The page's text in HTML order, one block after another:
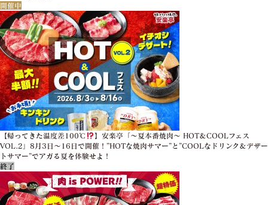
開催中
【帰ってきた温度差100℃
】安楽亭「～夏本番焼肉～ HOT＆COOLフェス
VOL.2」8月3日～16日で開催！”HOTな焼肉サマー”と”COOLなドリンク＆デザー
トサマー”でアガる夏を体験せよ！
終了